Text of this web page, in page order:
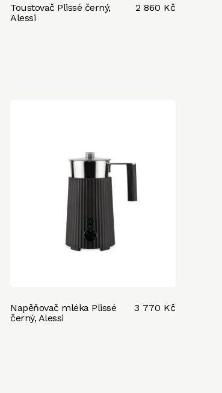
Toustovač Plissé černý,
Alessi
2 860 Kč
Napěňovač mléka Plissé
černý, Alessi
3 770 Kč